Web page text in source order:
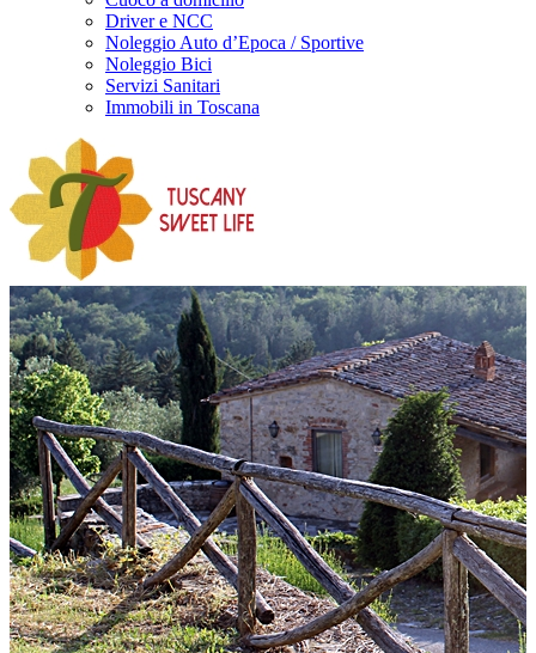
Driver e NCC
Noleggio Auto d’Epoca / Sportive
Noleggio Bici
Servizi Sanitari
Immobili in Toscana